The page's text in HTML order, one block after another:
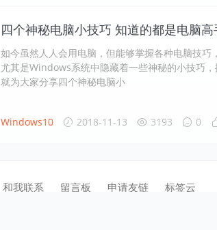
四个神秘电脑小技巧 知道的都是电脑高
如今虽然人人会用电脑，但能够掌握各种电脑技巧
尤其是Windows系统中隐藏着一些神秘的小技巧
就为大家分享四个神秘电脑小
Windows10 2018-11-13 3193 0
和我联系 留言板 申请友链 标签云